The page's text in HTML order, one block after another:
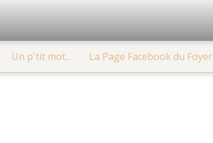
Un p'tit mot... La Page Facebook du Foyer